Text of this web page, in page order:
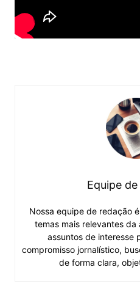
Equipe
Nossa equipe de redação
temas mais relevantes
assuntos de interesse
compromisso jornalístico,
de forma clara,